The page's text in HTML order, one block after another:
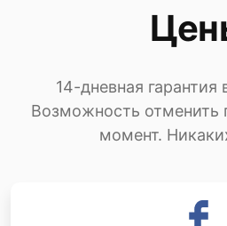
14-дневная гарантия
Возможность отменить
момент.